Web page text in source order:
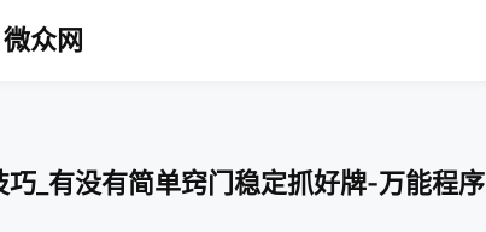
微众网
_有没有简单窍门稳定抓好牌-万能程序